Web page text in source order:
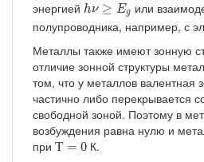
энергией hν ≥ Eg или
полупроводника, например, с
Металлы также имеют зонную
отличие зонной структуры
том, что у металлов валентная
частично либо перекрывается
свободной зоной. Поэтому в
возбуждения равна нулю и
при Т = 0
Т=0
К.